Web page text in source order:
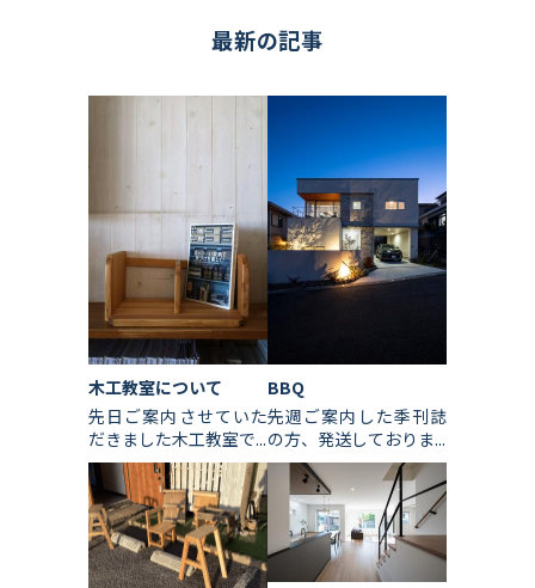
最新の記事
木工教室について
先日ご案内させていた
だきました木工教室で...
BBQ
先週ご案内した季刊誌
の方、発送しておりま...